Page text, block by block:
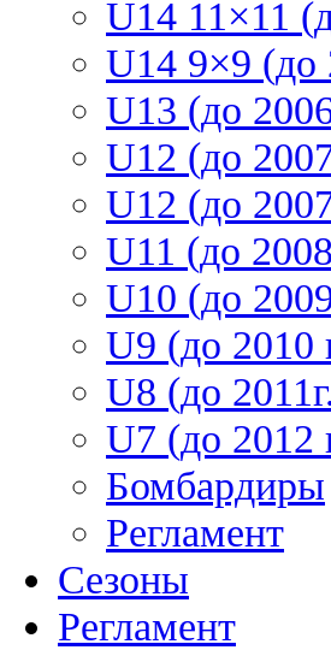
U14 11×11
U14 9×9 (до
U13 (до
U12 (до
U12 (до
U11 (до
U10 (до
U9 (до 2010
U8 (до
U7 (до 2012
Бомбардиры
Регламент
Сезоны
Регламент